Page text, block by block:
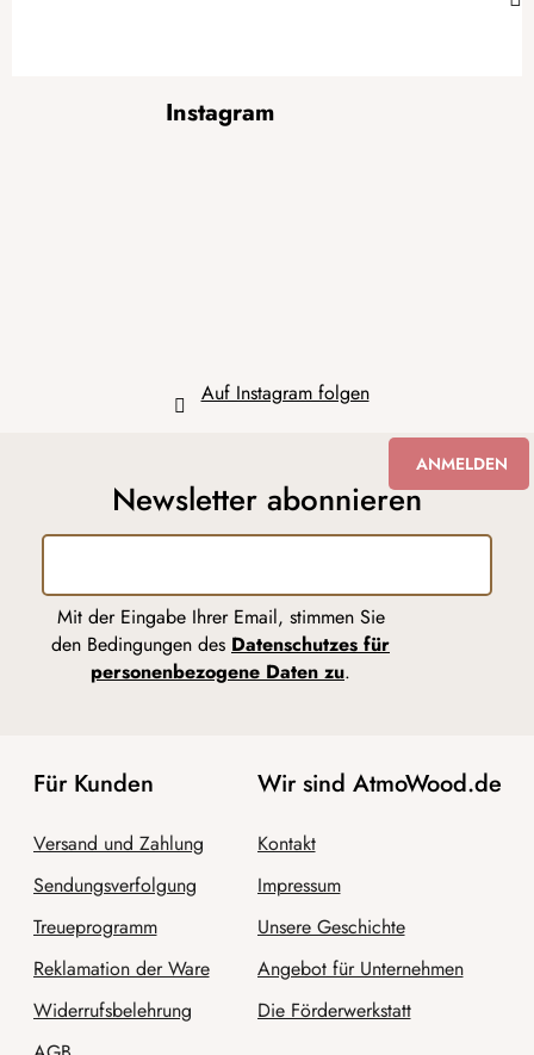
Instagram
Auf Instagram folgen
Newsletter abonnieren
Mit der Eingabe Ihrer Email, stimmen Sie
den Bedingungen des Datenschutzes für
personenbezogene Daten zu.
ANMELDEN
Für Kunden
Versand und Zahlung
Sendungsverfolgung
Treueprogramm
Reklamation der Ware
Widerrufsbelehrung
Wir sind AtmoWood.de
Kontakt
Impressum
Unsere Geschichte
Angebot für Unternehmen
Die Förderwerkstatt